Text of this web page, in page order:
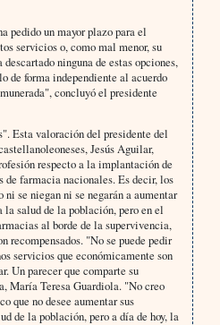
pedido un mayor plazo para el
servicios o, como mal menor, su
ninguna de estas opciones,
de forma independiente al acuerdo
concluyó el presidente
Esta valoración del presidente del
Jesús Aguilar,
respecto a la implantación de
de farmacia nacionales. Es decir, los
se niegan ni se negarán a aumentar
la salud de la población, pero en el
al borde de la supervivencia,
recompensados. "No se puede pedir
servicios que económicamente son
Un parecer que comparte su
María Teresa Guardiola. "No creo
que no desee aumentar sus
de la población, pero a día de hoy, la